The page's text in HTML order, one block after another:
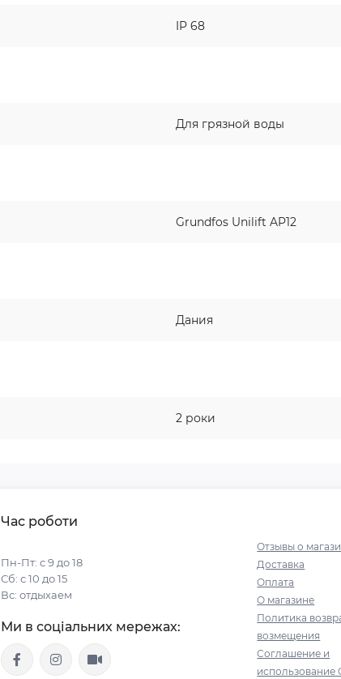
IP 68
Для грязной воды
Grundfos Unilift AP12
Дания
2 роки
Час роботи
Пн-Пт: с 9 до 18
Сб: с 10 до 15
Вс: отдыхаем
Ми в соціальних мережах:
Отзывы о
Доставка
Оплата
О магазине
Политика
возмещения
Соглашение и
использование